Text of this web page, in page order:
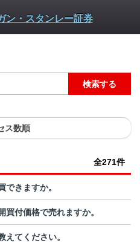
検索する
ス数順
全271件
できますか。
付価格で売れますか。
えてください。